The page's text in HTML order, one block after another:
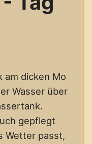
am dicken Mo
Wasser über
gepflegt
Wetter passt,